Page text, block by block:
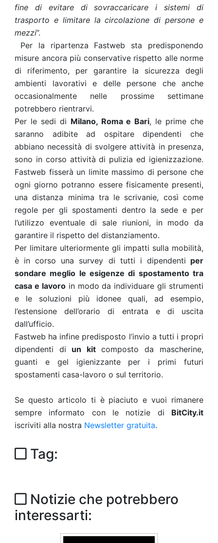
fine di evitare di sovraccaricare i sistemi di
trasporto e limitare la circolazione di persone e
mezzi”.
Per la ripartenza Fastweb sta predisponendo
misure ancora più conservative rispetto alle norme
di riferimento, per garantire la sicurezza degli
ambienti lavorativi e delle persone che anche
occasionalmente nelle prossime settimane
potrebbero rientrarvi.
Per le sedi di Milano, Roma e Bari, le prime che
saranno adibite ad ospitare dipendenti che
abbiano necessità di svolgere attività in presenza,
sono in corso attività di pulizia ed igienizzazione.
Fastweb fisserà un limite massimo di persone che
ogni giorno potranno essere fisicamente presenti,
una distanza minima tra le scrivanie, così come
regole per gli spostamenti dentro la sede e per
l’utilizzo eventuale di sale riunioni, in modo da
garantire il rispetto del distanziamento.
Per limitare ulteriormente gli impatti sulla mobilità,
è in corso una survey di tutti i dipendenti per
sondare meglio le esigenze di spostamento tra
casa e lavoroin modo da individuare gli strumenti
e le soluzioni più idonee quali, ad esempio,
l’estensione dell’orario di entrata e di uscita
dall’ufficio.
Fastweb ha infine predisposto l’invio a tutti i propri
dipendenti di un kitcomposto da mascherine,
guanti e gel igienizzante per i primi futuri
spostamenti casa-lavoro o sul territorio.
Se questo articolo ti è piaciuto e vuoi rimanere
sempre informato con le notizie di BitCity.it
iscriviti alla nostra Newsletter gratuita.
Tag:
Notizie che potrebbero
interessarti: